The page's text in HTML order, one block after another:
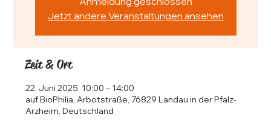
Jetzt andere Veranstaltungen ansehen
Zeit & Ort
22. Juni 2025, 10:00 – 14:00
auf BioPhilia, Arbotstraße, 76829 Landau in der Pfalz-
Arzheim, Deutschland